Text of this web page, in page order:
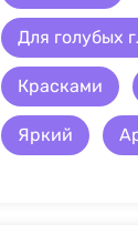
Для голубых
Красками
Яркий